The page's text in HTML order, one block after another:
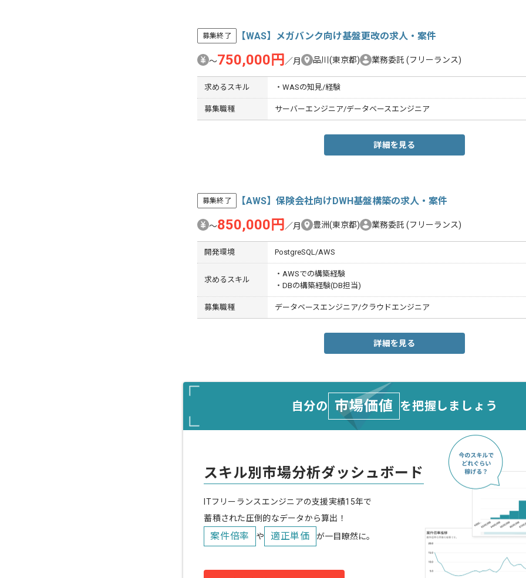
募集終了 【WAS】メガバンク向け基盤更改の求人・案件
〜750,000円 ／月 品川(東京都) 業務委託 (フリーランス)
求めるスキル ・WASの知見/経験
募集職種 サーバーエンジニア/データベースエンジニア
詳細を見る
募集終了 【AWS】保険会社向けDWH基盤構築の求人・案件
〜850,000円 ／月 豊洲(東京都) 業務委託 (フリーランス)
開発環境 PostgreSQL/AWS
求めるスキル
・AWSでの構築経験
・DBの構築経験(DB担当)
募集職種 データベースエンジニア/クラウドエンジニア
詳細を見る
自分の 市場価値 を把握しましょう
スキル別市場分析ダッシュボード
ITフリーランスエンジニアの支援実績15年で
蓄積された圧倒的なデータから算出！
案件倍率 や 適正単価 が一目瞭然に。